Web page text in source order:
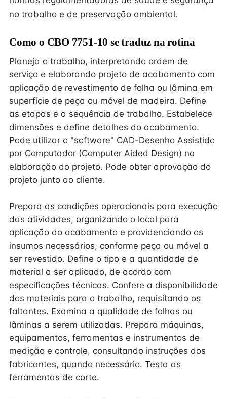
no trabalho e de preservação ambiental.
Como o CBO 7751-10 se traduz na rotina
Planeja o trabalho, interpretando ordem de
serviço e elaborando projeto de acabamento com
aplicação de revestimento de folha ou lâmina em
superfície de peça ou móvel de madeira. Define
as etapas e a sequência de trabalho. Estabelece
dimensões e define detalhes do acabamento.
Pode utilizar o "software" CAD-Desenho Assistido
por Computador (Computer Aided Design) na
elaboração do projeto. Pode obter aprovação do
projeto junto ao cliente.
Prepara as condições operacionais para execução
das atividades, organizando o local para
aplicação do acabamento e providenciando os
insumos necessários, conforme peça ou móvel a
ser revestido. Define o tipo e a quantidade de
material a ser aplicado, de acordo com
especificações técnicas. Confere a disponibilidade
dos materiais para o trabalho, requisitando os
faltantes. Examina a qualidade de folhas ou
lâminas a serem utilizadas. Prepara máquinas,
equipamentos, ferramentas e instrumentos de
medição e controle, consultando instruções dos
fabricantes, quando necessário. Testa as
ferramentas de corte.